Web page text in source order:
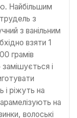
Найбільшим
з
з ванільним
взяти 1
грамів
і
і ріжуть на
на
волоські